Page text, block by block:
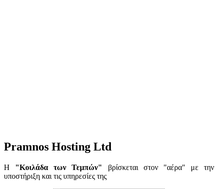
Pramnos Hosting Ltd
Η "Κοιλάδα των Τεμπών"
βρίσκεται στον "αέρα" με την
υποστήριξη και τις υπηρεσίες της